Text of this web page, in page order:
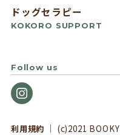
ドッグセラピー
KOKORO SUPPORT
Follow us
利用規約 ｜ (c)2021 BOOKY